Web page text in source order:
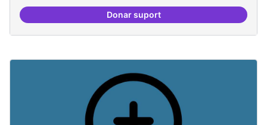
Donar suportEspai on la gent expressi i